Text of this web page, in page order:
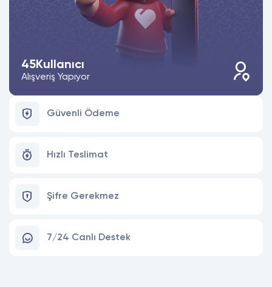
45Kullanıcı
Alışveriş Yapıyor
Güvenli Ödeme
Hızlı Teslimat
Şifre Gerekmez
7/24 Canlı Destek